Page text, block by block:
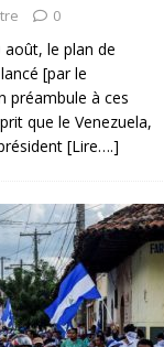
0
août, le plan de
[par le
préambule à ces
que le Venezuela,
[Lire….]